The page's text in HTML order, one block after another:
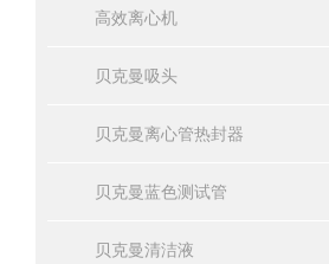
高效离心机
贝克曼吸头
贝克曼离心管热封器
贝克曼蓝色测试管
贝克曼清洁液